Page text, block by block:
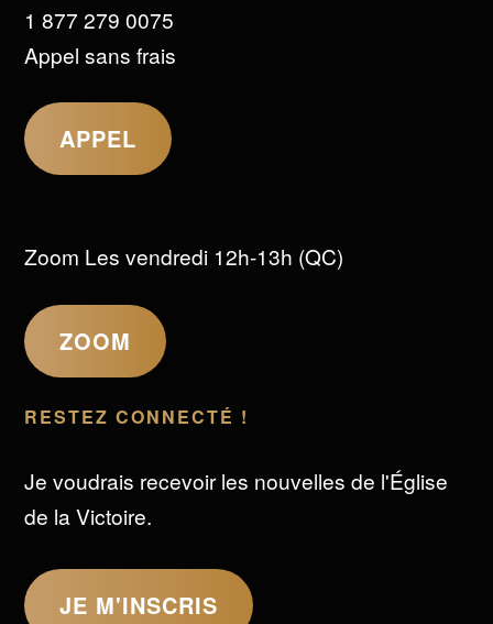
1 877 279 0075
Appel sans frais
APPEL
Zoom Les vendredi 12h-13h (QC)
ZOOM
RESTEZ CONNECTÉ !
Je voudrais recevoir les nouvelles de l'Église
de la Victoire.
JE M'INSCRIS